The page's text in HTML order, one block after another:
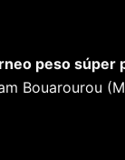
peso súper
Bouarourou